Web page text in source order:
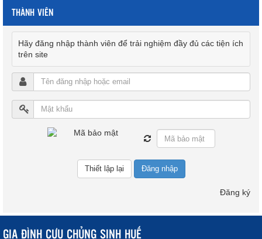
THÀNH VIÊN
Hãy đăng nhập thành viên để trải nghiệm đầy đủ các tiện ích
trên site
Đăng nhập
Đăng ký
GIA ĐÌNH CỰU CHỦNG SINH HUẾ